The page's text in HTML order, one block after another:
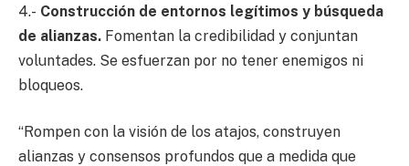
4.- Construcción de entornos legítimos y búsqueda
de alianzas. Fomentan la credibilidad y conjuntan
voluntades. Se esfuerzan por no tener enemigos ni
bloqueos.
“Rompen con la visión de los atajos, construyen
alianzas y consensos profundos que a medida que